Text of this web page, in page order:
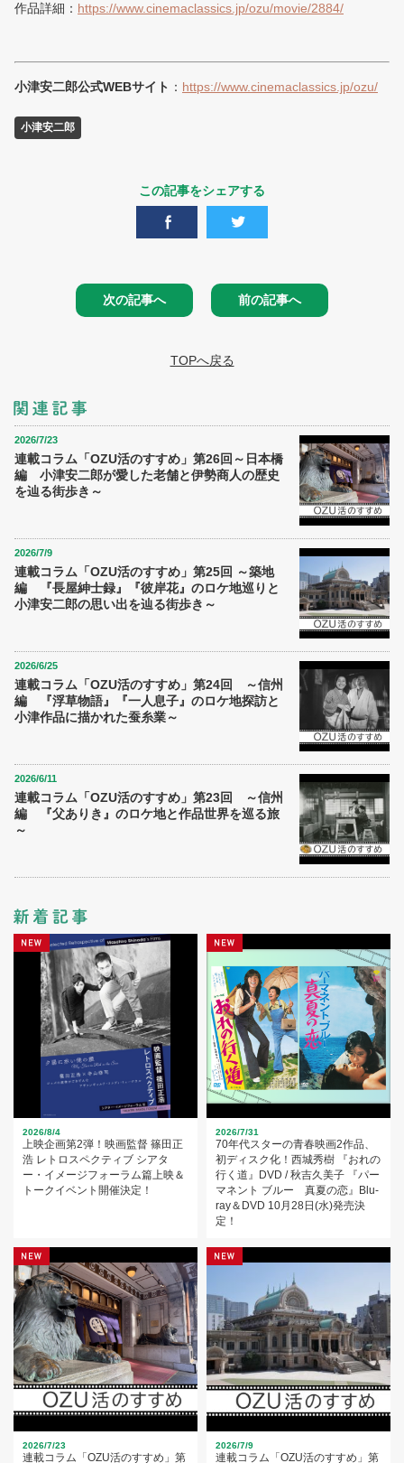
作品詳細： https://www.cinemaclassics.jp/ozu/movie/2884/
小津安二郎公式WEBサイト ： https://www.cinemaclassics.jp/ozu/
小津安二郎
この記事をシェアする
次の記事へ 前の記事へ
TOPへ戻る
2026/7/23
連載コラム「OZU活のすすめ」第26回～日本橋
編 小津安二郎が愛した老舗と伊勢商人の歴史
を辿る街歩き～
2026/7/9
連載コラム「OZU活のすすめ」第25回 ～築地
編 『長屋紳士録』『彼岸花』のロケ地巡りと
小津安二郎の思い出を辿る街歩き～
2026/6/25
連載コラム「OZU活のすすめ」第24回 ～信州
編 『浮草物語』『一人息子』のロケ地探訪と
小津作品に描かれた蚕糸業～
2026/6/11
連載コラム「OZU活のすすめ」第23回 ～信州
編 『父ありき』のロケ地と作品世界を巡る旅
～
2026/8/4
上映企画第2弾！映画監督 篠田正
浩 レトロスペクティブ シアタ
ー・イメージフォーラム篇上映＆
トークイベント開催決定！
2026/7/31
70年代スターの青春映画2作品、
初ディスク化！西城秀樹 『おれの
行く道』DVD / 秋吉久美子 『パー
マネント ブルー 真夏の恋』Blu-
ray＆DVD 10月28日(水)発売決
定！
2026/7/23
連載コラム「OZU活のすすめ」第
2026/7/9
連載コラム「OZU活のすすめ」第